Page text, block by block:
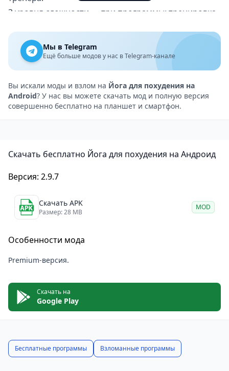
3 уровня сложности — три программы: тренировка
дней, базовые занятия для начинающих и блок
повышенной сложности.
Система статистики — отслеживание прогресса в
практиках йоги для начинающих.
Настройка тренировок — составление и настройка
тренировок, установка продолжительности и
регулярные тренировки для снижения веса.
наград за результаты.
Фотоальбом — сравнение результатов до и после.
Система дыхания — рекомендации по правильному
База советов и рекомендаций — правильное
питание, советы по сбросу лишнего веса и
Мы в Telegram
Ещё больше модов у нас в Telegram-канале
Вы искали моды и взлом на Йога для похудения на
Android? У нас вы можете скачать мод и полную версия
совершенно бесплатно на планшет и смартфон.
Скачать бесплатно Йога для похудения на Андроид
Версия: 2.9.7
Скачать APK
Размер: 28 MB
MOD
Особенности мода
Premium-версия.
Скачать на
Google Play
Бесплатные программы Взломанные программы